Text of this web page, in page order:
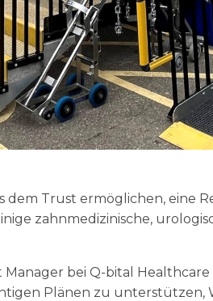
dem Trust ermöglichen, eine
zahnmedizinische,
bei Q-bital
Plänen zu